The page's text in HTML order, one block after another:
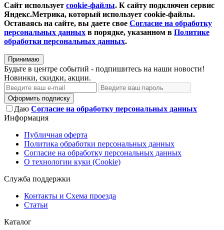
Сайт использует cookie-файлы. К cайту подключен сервис
Яндекс.Метрика, который использует cookie-файлы.
Оставаясь на сайте, вы даете свое Согласие на обработку
персональных данных в порядке, указанном в Политике
обработки персональных данных.
Принимаю
Будьте в центре событий - подпишитесь на наши новости!
Новинки, скидки, акции.
Оформить подписку
Даю Согласие на обработку персональных данных
Информация
Публичная оферта
Политика обработки персональных данных
Согласие на обработку персональных данных
О технологии куки (Cookie)
Служба поддержки
Контакты и Схема проезда
Статьи
Каталог